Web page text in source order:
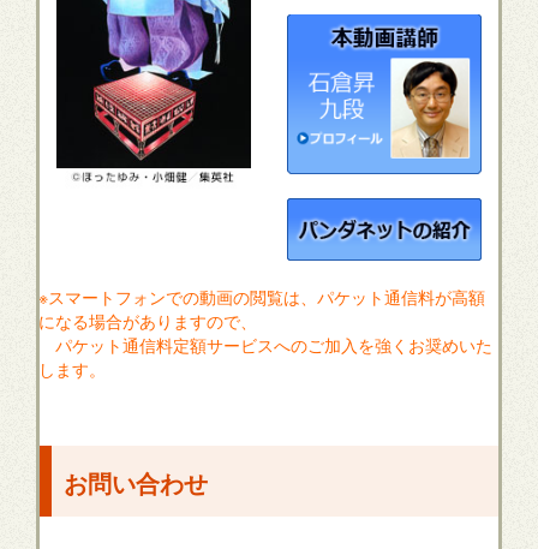
※スマートフォンでの動画の閲覧は、パケット通信料が高額
になる場合がありますので、
パケット通信料定額サービスへのご加入を強くお奨めいた
します。
お問い合わせ